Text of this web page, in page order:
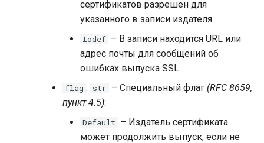
сертификатов разрешен для
указанного в записи издателя
Iodef – В записи находится URL или
адрес почты для сообщений об
ошибках выпуска SSL
flag : str – Специальный флаг (RFC 8659,
пункт 4.5):
Default – Издатель сертификата
может продолжить выпуск, если не